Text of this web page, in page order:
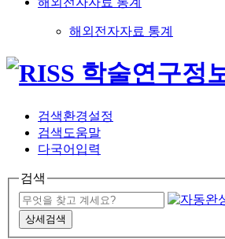
해외전자자료 통계
검색환경설정
검색도움말
다국어입력
검색
상세검색